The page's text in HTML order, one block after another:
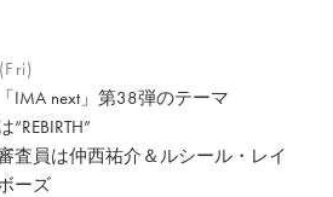
「IMA next」第38弾のテーマ
“REBIRTH”
査員は仲西祐介＆ルシール・レイ
ーズ